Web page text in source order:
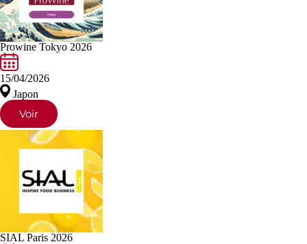
Prowine Tokyo 2026
15/04/2026
Japon
Voir
SIAL Paris 2026